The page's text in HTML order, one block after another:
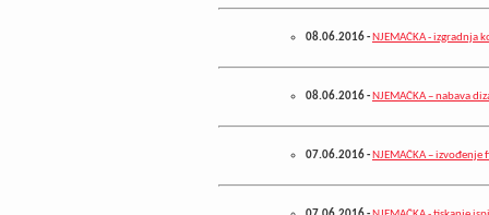
08.06.2016- NJEMAČKA -
08.06.2016- NJEMAČKA – nabava
07.06.2016- NJEMAČKA –